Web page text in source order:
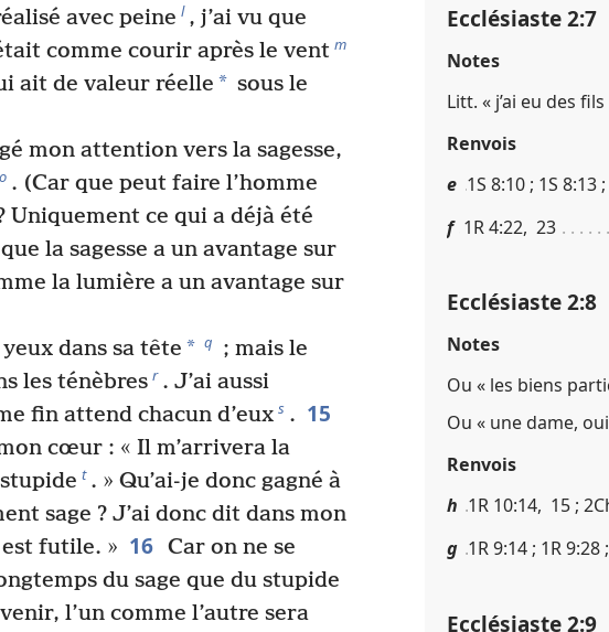
avec peine l , j’ai vu que
comme courir après le vent m
ait de valeur réelle * sous le
mon attention vers la sagesse,
o . (Car que peut faire l’homme
Uniquement ce qui a déjà été
la sagesse a un avantage sur
la lumière a un avantage sur
dans sa tête * q
; mais le
les ténèbres r . J’ai aussi
fin attend chacun d’eux s . 15
cœur : « Il m’arrivera la
t . » Qu’ai-je donc gagné à
sage ? J’ai donc dit dans mon
futile. » 16 Car on ne se
du sage que du stupide
l’un comme l’autre sera
Ecclésiaste 2​:​7
Notes
Litt. « j’ai eu des
Renvois
e 1S 8​:​10 ; 1S 8​:​13
f 1R 4​:​22, 23
Ecclésiaste 2​:​8
Notes
Ou « les biens
Ou « une dame,
Renvois
h 1R 10​:​14, 15 ;
g 1R 9​:​14 ; 1R 9​:​28
Ecclésiaste 2​:​9